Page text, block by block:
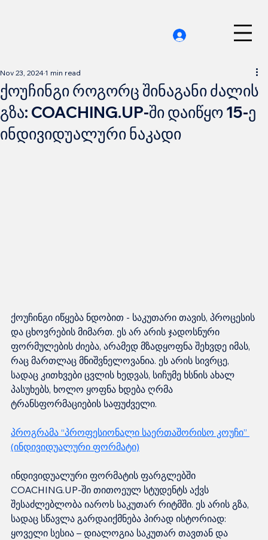
ქოუჩინგი როგორც შინაგანი ძალის
გზა: COACHING.UP-ში დაიწყო 15-ე
ინდივიდუალური ნაკადი
Nov 23, 2024 1 min read
ქოუჩინგი იწყება ნდობით - საკუთარი თავის, პროცესის
და ცხოვრების მიმართ. ეს არ არის ჯადოსნური
ფორმულების ძიება, არამედ მზადყოფნა შეხვდე იმას,
რაც მართლაც მნიშვნელოვანია. ეს არის სივრცე,
სადაც კითხვები ცვლის ხედვას, სიჩუმე ხსნის ახალ
პასუხებს, ხოლო ყოფნა ხდება ღრმა
ტრანსფორმაციების საფუძველი.
პროგრამა “პროფესიონალი საერთაშორისო კოუჩი”
(ინდივიდუალური ფორმატი)
ინდივიდუალური ფორმატის ფარგლებში
COACHING.UP-ში თითოეულ სტუდენტს აქვს
შესაძლებლობა იაროს საკუთარ რიტმში. ეს არის გზა,
სადაც სწავლა გარდაიქმნება პირად ისტორიად:
ყოველი სესია – დიალოგია საკუთარ თავთან და